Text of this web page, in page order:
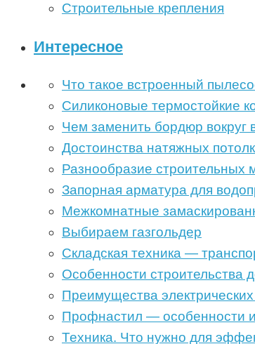
Строительные крепления
Интересное
Что такое встроенный
Силиконовые термостойкие
Чем заменить бордюр вокруг
Достоинства натяжных
Разнообразие строительных
Запорная арматура для
Межкомнатные
Выбираем газгольдер
Складская техника —
Особенности строительства
Преимущества
Профнастил — особенности
Техника. Что нужно для